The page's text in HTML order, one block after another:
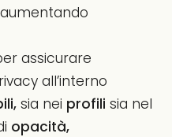
assicurare
all’interno
sia nei profili sia nel
opacità,